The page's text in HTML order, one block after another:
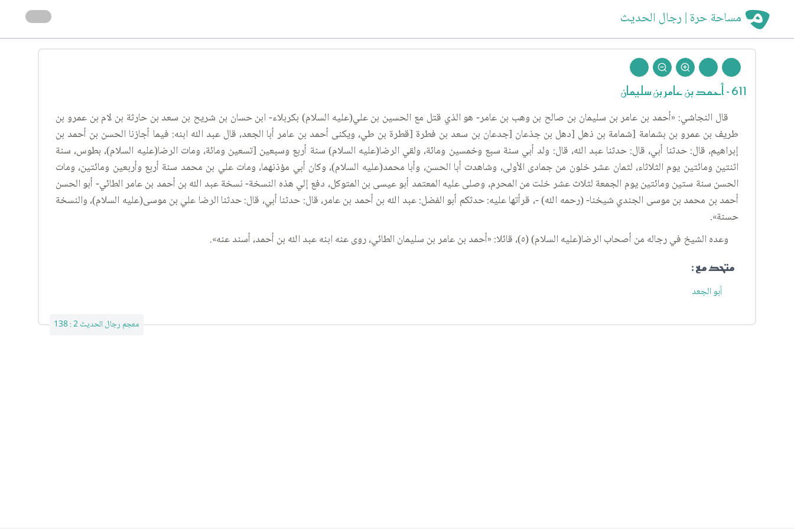
مساحة حرة | رجال الحديث
611 - أحمد بن عامر بن سليمان
قال النجاشي: «أحمد بن عامر بن سليمان بن صالح بن وهب بن عامر- هو الذي قتل مع الحسين بن علي(عليه السلام) بكربلاء- ابن حسان بن شريح بن سعد بن حارثة بن لام بن عمرو بن
طريف بن عمرو بن بشمامة [شمامة بن ذهل [دهل بن جذعان [جدعان بن سعد بن فطرة [قطرة بن طي، ويكنى أحمد بن عامر أبا الجعد، قال عبد الله ابنه: فيما أجازنا الحسن بن أحمد بن
إبراهيم، قال: حدثنا أبي، قال: حدثنا عبد الله، قال: ولد أبي سنة سبع وخمسين ومائة، ولقي الرضا(عليه السلام) سنة أربع وسبعين [تسعين ومائة، ومات الرضا(عليه السلام)، بطوس، سنة
اثنتين ومائتين يوم الثلاثاء، لثمان عشر خلون من جمادى الأولى، وشاهدت أبا الحسن، وأبا محمد(عليه السلام)، وكان أبي مؤذنهما، ومات علي بن محمد سنة أربع وأربعين ومائتين، ومات
الحسن سنة ستين ومائتين يوم الجمعة لثلاث عشر خلت من المحرم، وصلى عليه المعتمد أبو عيسى بن المتوكل، دفع إلي هذه النسخة- نسخة عبد الله بن أحمد بن عامر الطائي- أبو الحسن
أحمد بن محمد بن موسى الجندي شيخنا- (رحمه الله) -، قرأتها عليه: حدثكم أبو الفضل: عبد الله بن أحمد بن عامر، قال: حدثنا أبي، قال: حدثنا الرضا علي بن موسى(عليه السلام)، والنسخة
حسنة».
وعده الشيخ في رجاله من أصحاب الرضا(عليه السلام) (٥)، قائلا: «أحمد بن عامر بن سليمان الطائي، روى عنه ابنه عبد الله بن أحمد، أسند عنه».
متحد مع :
أبو الجعد
معجم رجال الحديث 2 : 138